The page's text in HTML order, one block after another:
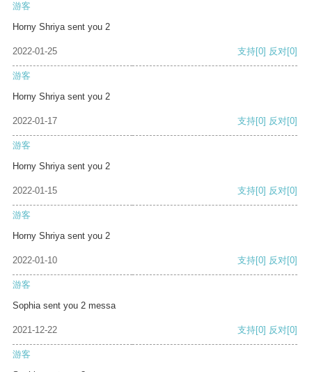
游客
Horny Shriya sent you 2
2022-01-25 支持[0] 反对[0]
游客
Horny Shriya sent you 2
2022-01-17 支持[0] 反对[0]
游客
Horny Shriya sent you 2
2022-01-15 支持[0] 反对[0]
游客
Horny Shriya sent you 2
2022-01-10 支持[0] 反对[0]
游客
Sophia sent you 2 messa
2021-12-22 支持[0] 反对[0]
游客